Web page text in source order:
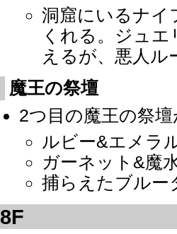
洞窟にいるナイ
くれる。ジュ
えるが、悪人ル
魔王の祭壇
2つ目の魔王の祭
ルビー&エメラ
ガーネット&魔
捕らえたブルー
8F